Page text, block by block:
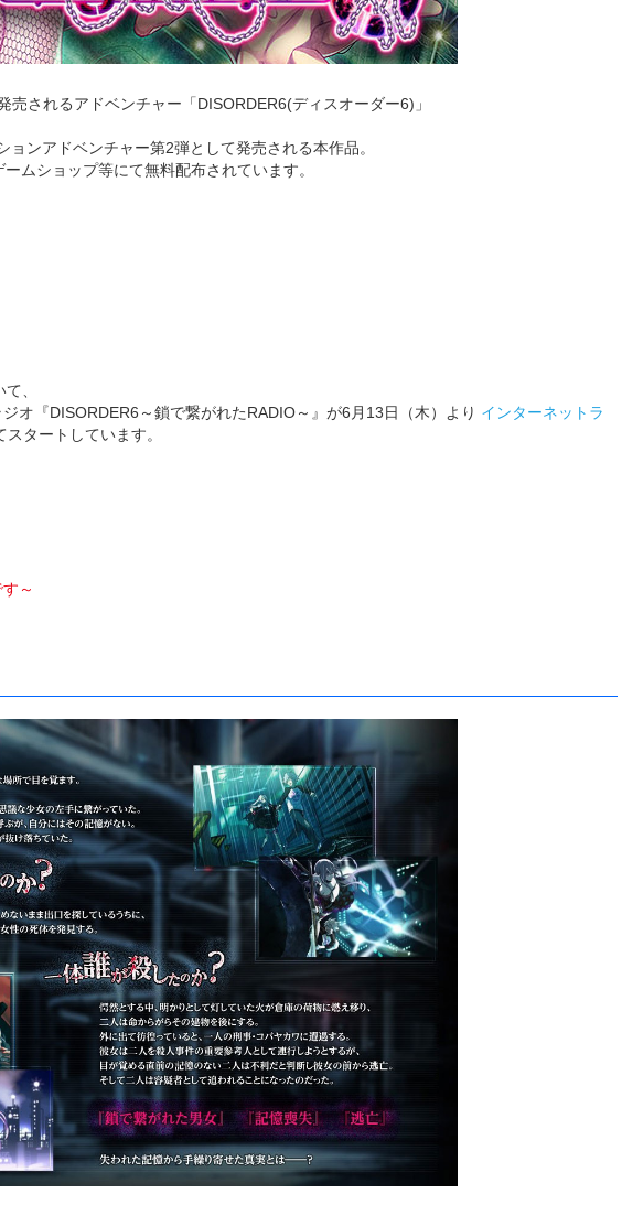
売されるアドベンチャー「DISORDER6(ディスオーダー6)」
ョンアドベンチャー第2弾として発売される本作品。
ムショップ等にて無料配布されています。
、
ジオ『DISORDER6～鎖で繋がれたRADIO～』が6月13日（木）より インターネットラ
スタートしています。
～